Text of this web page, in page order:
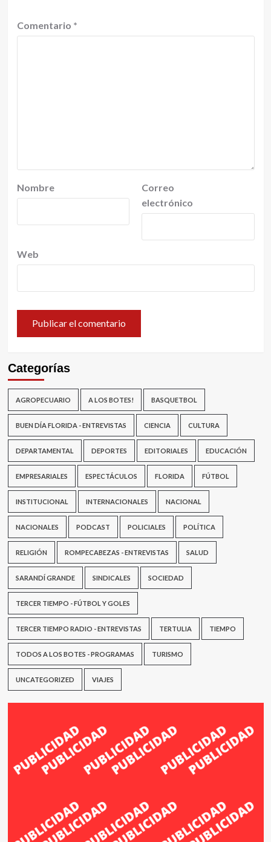
Comentario *
Nombre
Correo
electrónico
Web
Categorías
AGROPECUARIO A LOS BOTES! BASQUETBOL
BUEN DÍA FLORIDA - ENTREVISTAS CIENCIA CULTURA
DEPARTAMENTAL DEPORTES EDITORIALES EDUCACIÓN
EMPRESARIALES ESPECTÁCULOS FLORIDA FÚTBOL
INSTITUCIONAL INTERNACIONALES NACIONAL
NACIONALES PODCAST POLICIALES POLÍTICA
RELIGIÓN ROMPECABEZAS - ENTREVISTAS SALUD
SARANDÍ GRANDE SINDICALES SOCIEDAD
TERCER TIEMPO - FÚTBOL Y GOLES
TERCER TIEMPO RADIO - ENTREVISTAS TERTULIA TIEMPO
TODOS A LOS BOTES - PROGRAMAS TURISMO
UNCATEGORIZED VIAJES